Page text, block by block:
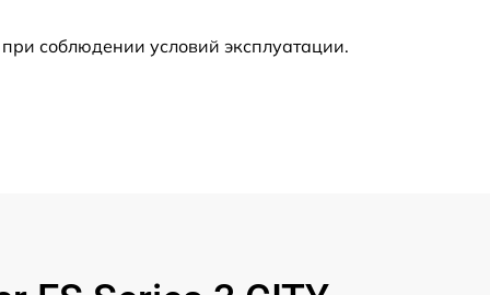
соблюдении условий эксплуатации.